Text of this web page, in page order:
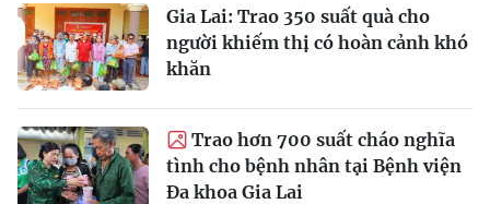
Gia Lai: Trao 350 suất quà cho
người khiếm thị có hoàn cảnh khó
khăn
Trao hơn 700 suất cháo nghĩa
tình cho bệnh nhân tại Bệnh viện
Đa khoa Gia Lai